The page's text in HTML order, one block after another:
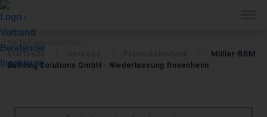
Sie befinden sich hier:
Startseite
Müller-BBM
Building Solutions GmbH - Niederlassung Rosenheim